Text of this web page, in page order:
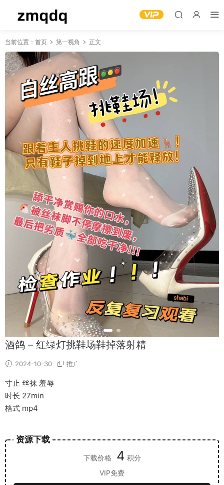
当前位置： 首页 第一视角 正文
酒鸽 – 红绿灯挑鞋场鞋掉落射精
2024-10-30 推广
寸止 丝袜 羞辱
时长 27min
格式 mp4
资源下载
下载价格 4 积分
VIP免费